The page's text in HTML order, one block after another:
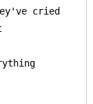
cried